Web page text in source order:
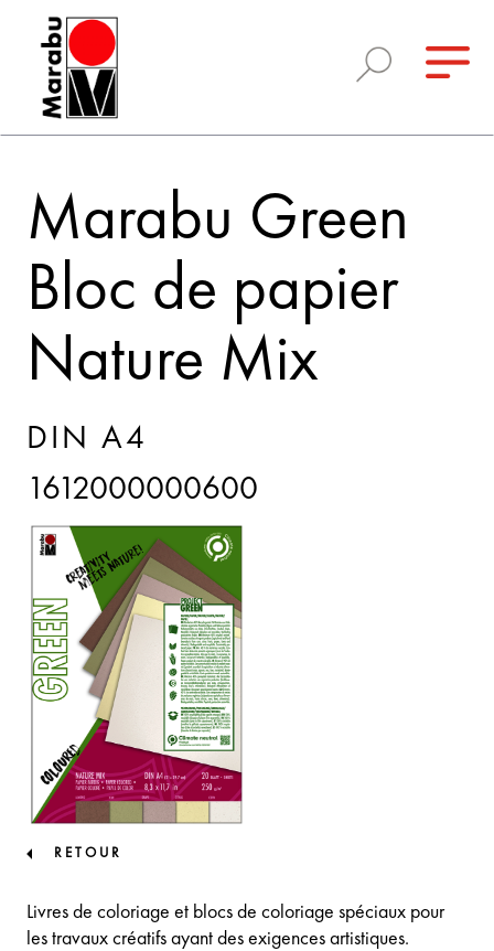
Marabu Green
Bloc de papier
Nature Mix
DIN A4
1612000000600
RETOUR
Livres de coloriage et blocs de coloriage spéciaux pour
les travaux créatifs ayant des exigences artistiques.